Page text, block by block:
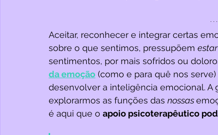
Aceitar, reconhecer e integrar certas
sobre o que sentimos, pressupõem
sentimentos, por mais sofridos ou
da emoção (como e para quê nos
desenvolver a inteligência emocional.
explorarmos as funções das nossas
é aqui que o apoio psicoterapêutico